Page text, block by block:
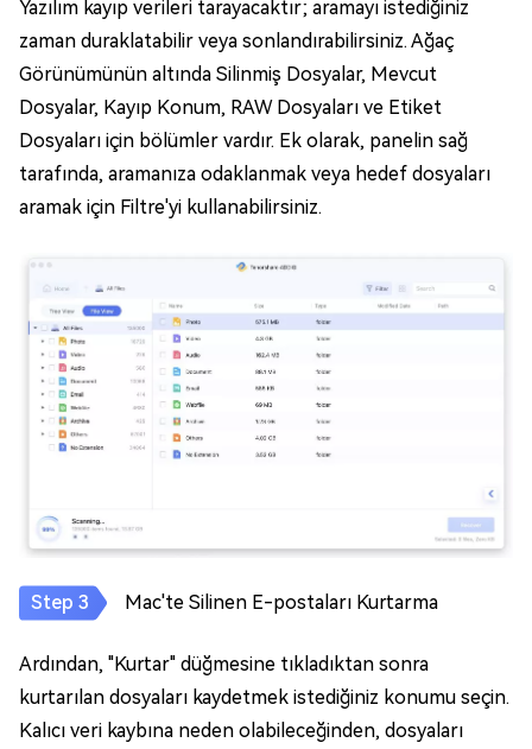
Yazılım kayıp verileri tarayacaktır; aramayı istediğiniz
zaman duraklatabilir veya sonlandırabilirsiniz. Ağaç
Görünümünün altında Silinmiş Dosyalar, Mevcut
Dosyalar, Kayıp Konum, RAW Dosyaları ve Etiket
Dosyaları için bölümler vardır. Ek olarak, panelin sağ
tarafında, aramanıza odaklanmak veya hedef dosyaları
aramak için Filtre'yi kullanabilirsiniz.
Mac'te Silinen E-postaları Kurtarma
Ardından, "Kurtar" düğmesine tıkladıktan sonra
kurtarılan dosyaları kaydetmek istediğiniz konumu seçin.
Kalıcı veri kaybına neden olabileceğinden, dosyaları